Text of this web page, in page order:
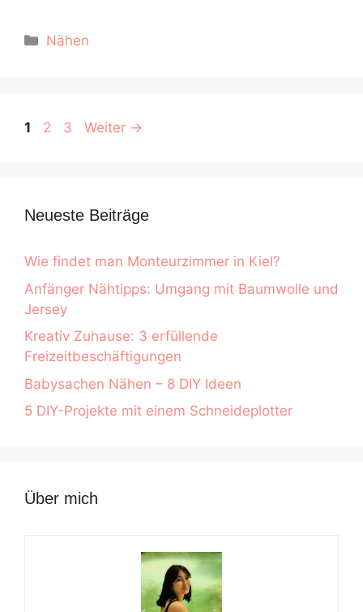
Kategorien
Nähen
Seite
1 Seite
2 Seite
3 Weiter →
Neueste Beiträge
Wie findet man Monteurzimmer in Kiel?
Anfänger Nähtipps: Umgang mit Baumwolle und
Jersey
Kreativ Zuhause: 3 erfüllende
Freizeitbeschäftigungen
Babysachen Nähen – 8 DIY Ideen
5 DIY-Projekte mit einem Schneideplotter
Über mich